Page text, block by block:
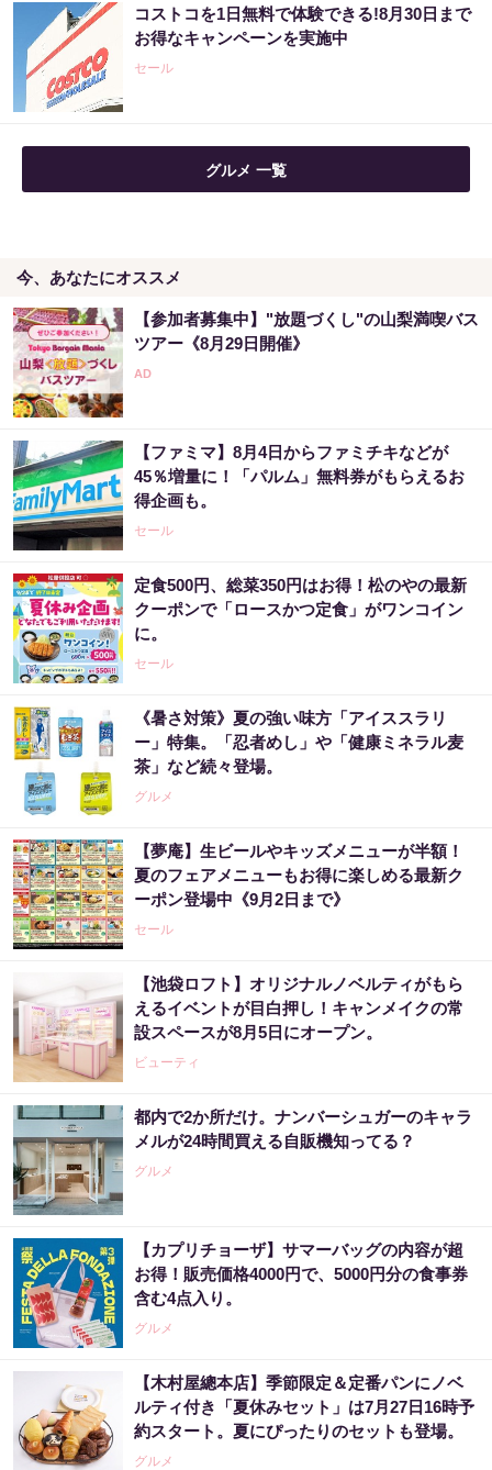
【当選】金運が上がる直前に起こるサイン
PR（合同会社デジタルファーム ）
コストコを1日無料で体験できる!8月30日まで
お得なキャンペーンを実施中
セール
グルメ 一覧
今、あなたにオススメ
【参加者募集中】"放題づくし"の山梨満喫バス
ツアー《8月29日開催》
【ファミマ】8月4日からファミチキなどが
45％増量に！「パルム」無料券がもらえるお
得企画も。
セール
定食500円、総菜350円はお得！松のやの最新
クーポンで「ロースかつ定食」がワンコイン
に。
セール
《暑さ対策》夏の強い味方「アイススラリ
ー」特集。「忍者めし」や「健康ミネラル麦
茶」など続々登場。
グルメ
【夢庵】生ビールやキッズメニューが半額！
夏のフェアメニューもお得に楽しめる最新ク
ーポン登場中《9月2日まで》
セール
【池袋ロフト】オリジナルノベルティがもら
えるイベントが目白押し！キャンメイクの常
設スペースが8月5日にオープン。
ビューティ
都内で2か所だけ。ナンバーシュガーのキャラ
メルが24時間買える自販機知ってる？
グルメ
【カプリチョーザ】サマーバッグの内容が超
お得！販売価格4000円で、5000円分の食事券
含む4点入り。
グルメ
【木村屋總本店】季節限定＆定番パンにノベ
ルティ付き「夏休みセット」は7月27日16時予
約スタート。夏にぴったりのセットも登場。
グルメ